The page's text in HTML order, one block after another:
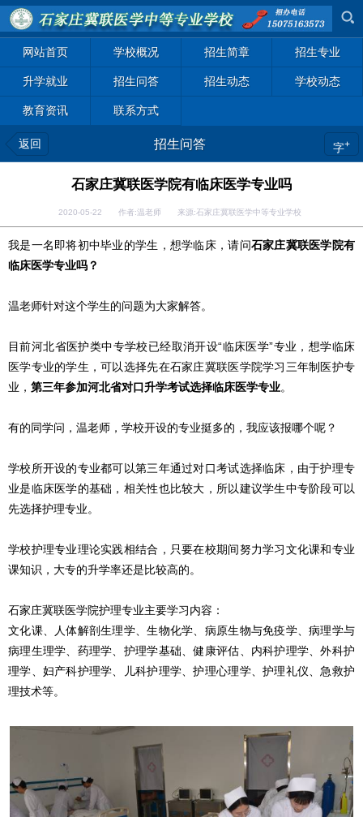
网站首页 学校概况 招生简章 招生专业
升学就业 招生问答 招生动态 学校动态
教育资讯 联系方式
返回 招生问答 字+
石家庄冀联医学院有临床医学专业吗
2020-05-22 作者:温老师 来源:石家庄冀联医学中等专业学校
我是一名即将初中毕业的学生，想学临床，请问石家庄冀联医学院有
临床医学专业吗？
温老师针对这个学生的问题为大家解答。
目前河北省医护类中专学校已经取消开设“临床医学”专业，想学临床
医学专业的学生，可以选择先在石家庄冀联医学院学习三年制医护专
业， 第三年参加河北省对口升学考试选择临床医学专业。
有的同学问，温老师，学校开设的专业挺多的，我应该报哪个呢？
学校所开设的专业都可以第三年通过对口考试选择临床，由于护理专
业是临床医学的基础，相关性也比较大，所以建议学生中专阶段可以
先选择护理专业。
学校护理专业理论实践相结合，只要在校期间努力学习文化课和专业
课知识，大专的升学率还是比较高的。
石家庄冀联医学院护理专业主要学习内容：
文化课、人体解剖生理学、生物化学、病原生物与免疫学、病理学与
病理生理学、药理学、护理学基础、健康评估、内科护理学、外科护
理学、妇产科护理学、儿科护理学、护理心理学、护理礼仪、急救护
理技术等。